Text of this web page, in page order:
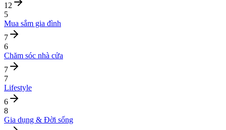
12
5
Mua sắm gia đình
7
6
Chăm sóc nhà cửa
7
7
Lifestyle
6
8
Gia dụng & Đời sống